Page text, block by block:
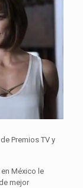
Premios TV y
México le
mejor